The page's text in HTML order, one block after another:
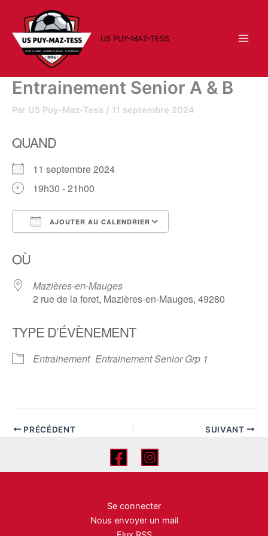
contenu
US PUY-MAZ-TESS
Entrainement Senior A & B
Par US Puy-Maz-Tess / 11 septembre 2024
QUAND
11 septembre 2024
19h30 - 21h00
AJOUTER AU CALENDRIER
OÙ
Mazières-en-Mauges
2 rue de la foret, Mazières-en-Mauges, 49280
TYPE D’ÉVÈNEMENT
Entrainement Entrainement Senior Grp 1
PRÉCÉDENT SUIVANT
Se connecter
Nous envoyer un mail